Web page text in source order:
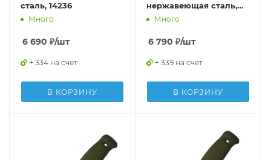
сталь, 14236
Много
6 690 ₽/шт
+ 334 на счет
В КОРЗИНУ
нержавеющая сталь,
14143
Много
6 790 ₽/шт
+ 339 на счет
В КОРЗИНУ